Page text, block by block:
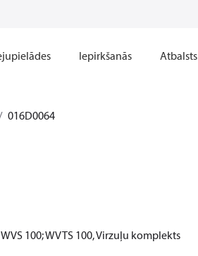
Iepirkšanās Atbalsts
016D0064
100; WVTS 100, Virzuļu komplekts